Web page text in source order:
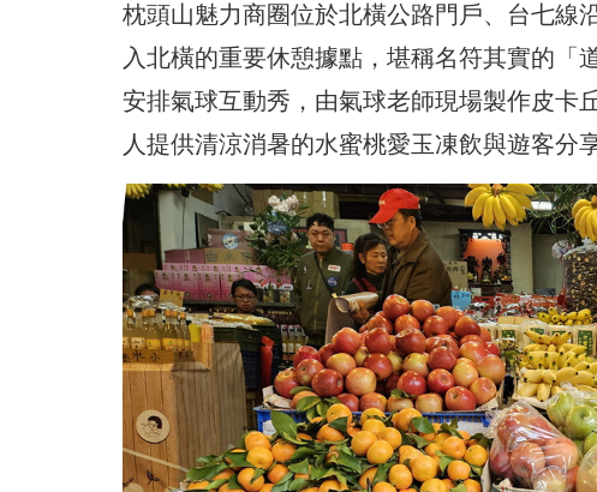
枕頭山魅力商圈位於北橫公路門戶、台七線
入北橫的重要休憩據點，堪稱名符其實的「
安排氣球互動秀，由氣球老師現場製作皮卡
人提供清涼消暑的水蜜桃愛玉凍飲與遊客分享